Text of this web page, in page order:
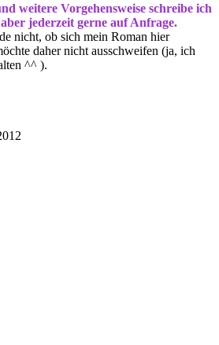
weitere Vorgehensweise schreibe ich
jederzeit gerne auf Anfrage.
nicht, ob sich mein Roman hier
daher nicht ausschweifen (ja, ich
^^ ).